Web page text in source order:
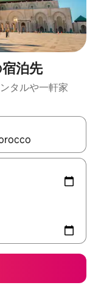
泊⁠先
タ⁠ルや一⁠軒⁠家
ーを使って移動するか